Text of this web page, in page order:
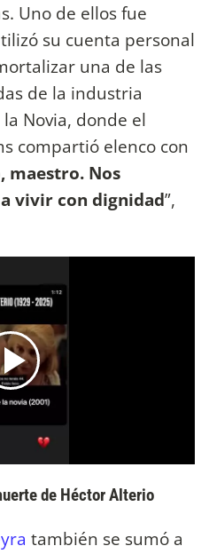
Uno de ellos fue
su cuenta personal
una de las
de la industria
Novia, donde el
compartió elenco con
maestro. Nos
vivir con dignidad”,
de Héctor Alterio
también se sumó a